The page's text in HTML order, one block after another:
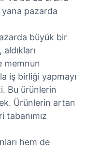
pazarda
büyük bir
memnun
iş birliği yapmayı
Bu ürünlerin
Ürünlerin artan
tabanımız
hem de